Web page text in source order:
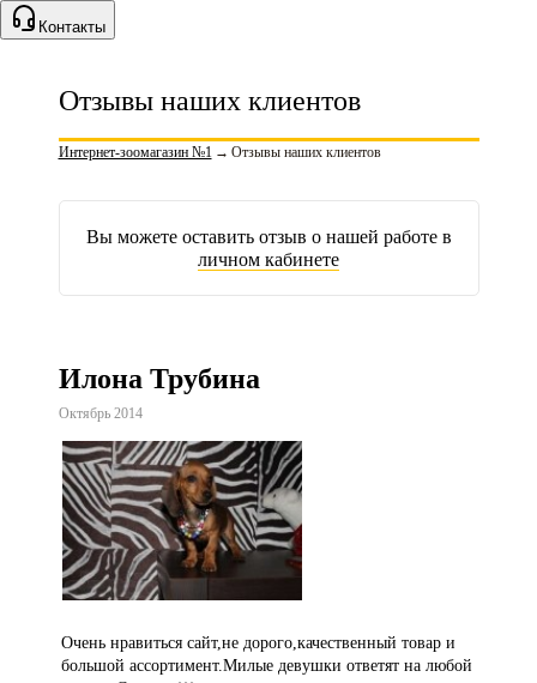
Контакты
Отзывы наших клиентов
Интернет-зоомагазин №1 → Отзывы наших клиентов
Вы можете оставить отзыв о нашей работе в
личном кабинете
Илона Трубина
Октябрь 2014
Очень нравиться сайт,не дорого,качественный товар и
большой ассортимент.Милые девушки ответят на любой